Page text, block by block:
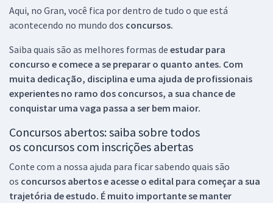
Aqui, no Gran, você fica por dentro de tudo o que está
acontecendo no mundo dos concursos.
Saiba quais são as melhores formas de estudar para
concurso e comece a se preparar o quanto antes. Com
muita dedicação, disciplina e uma ajuda de profissionais
experientes no ramo dos concursos, a sua chance de
conquistar uma vaga passa a ser bem maior.
Concursos abertos: saiba sobre todos
os concursos com inscrições abertas
Conte com a nossa ajuda para ficar sabendo quais são
os concursos abertos e acesse o edital para começar a sua
trajetória de estudo. É muito importante se manter